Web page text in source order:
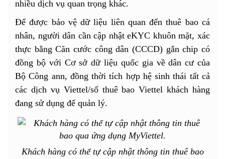
nhiều dịch vụ quan trọng khác.
Để được bảo vệ dữ liệu liên quan đến thuê bao cá
nhân, người dân cần cập nhật eKYC khuôn mặt, xác
thực bằng Căn cước công dân (CCCD) gắn chip có
đồng bộ với Cơ sở dữ liệu quốc gia về dân cư của
Bộ Công ann, đồng thời tích hợp hệ sinh thái tất cả
các dịch vụ Viettel/số thuê bao Viettel khách hàng
đang sử dụng để quản lý.
Khách hàng có thể tự cập nhật thông tin thuê bao